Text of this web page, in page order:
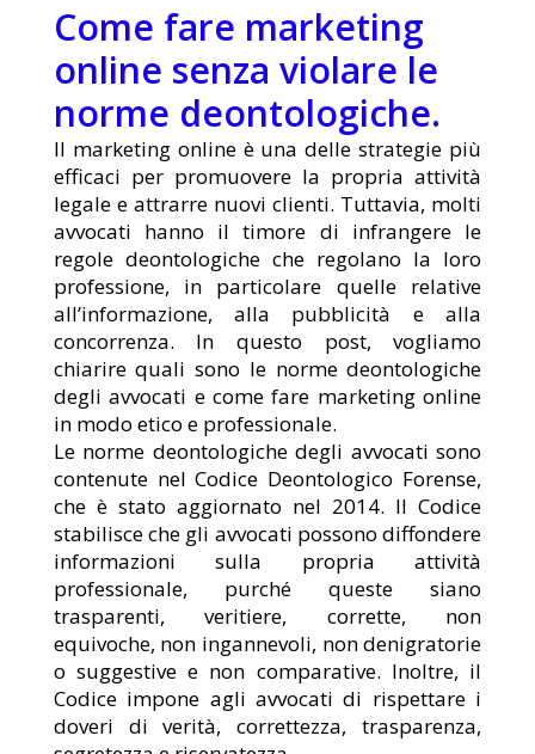
Come fare marketing
online senza violare le
norme deontologiche.
Il marketing online è una delle strategie più
efficaci per promuovere la propria attività
legale e attrarre nuovi clienti. Tuttavia, molti
avvocati hanno il timore di infrangere le
regole deontologiche che regolano la loro
professione, in particolare quelle relative
all’informazione, alla pubblicità e alla
concorrenza. In questo post, vogliamo
chiarire quali sono le norme deontologiche
degli avvocati e come fare marketing online
in modo etico e professionale.
Le norme deontologiche degli avvocati sono
contenute nel Codice Deontologico Forense,
che è stato aggiornato nel 2014. Il Codice
stabilisce che gli avvocati possono diffondere
informazioni sulla propria attività
professionale, purché queste siano
trasparenti, veritiere, corrette, non
equivoche, non ingannevoli, non denigratorie
o suggestive e non comparative. Inoltre, il
Codice impone agli avvocati di rispettare i
doveri di verità, correttezza, trasparenza,